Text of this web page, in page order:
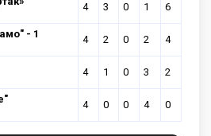
4 3 0 1 6
- 1
4 2 0 2 4
4 1 0 3 2
4 0 0 4 0